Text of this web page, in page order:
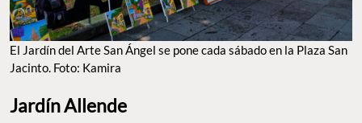
El Jardín del Arte San Ángel se pone cada sábado en la Plaza San
Jacinto. Foto: Kamira
Jardín Allende